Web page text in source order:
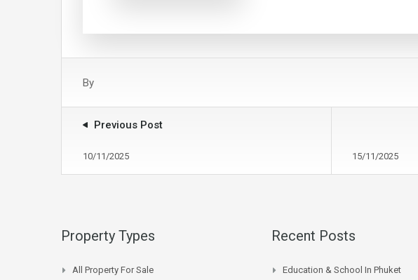
By
Previous Post
10/11/2025 15/11/2025
Property Types
All Property For Sale
Recent Posts
Education & School In Phuket